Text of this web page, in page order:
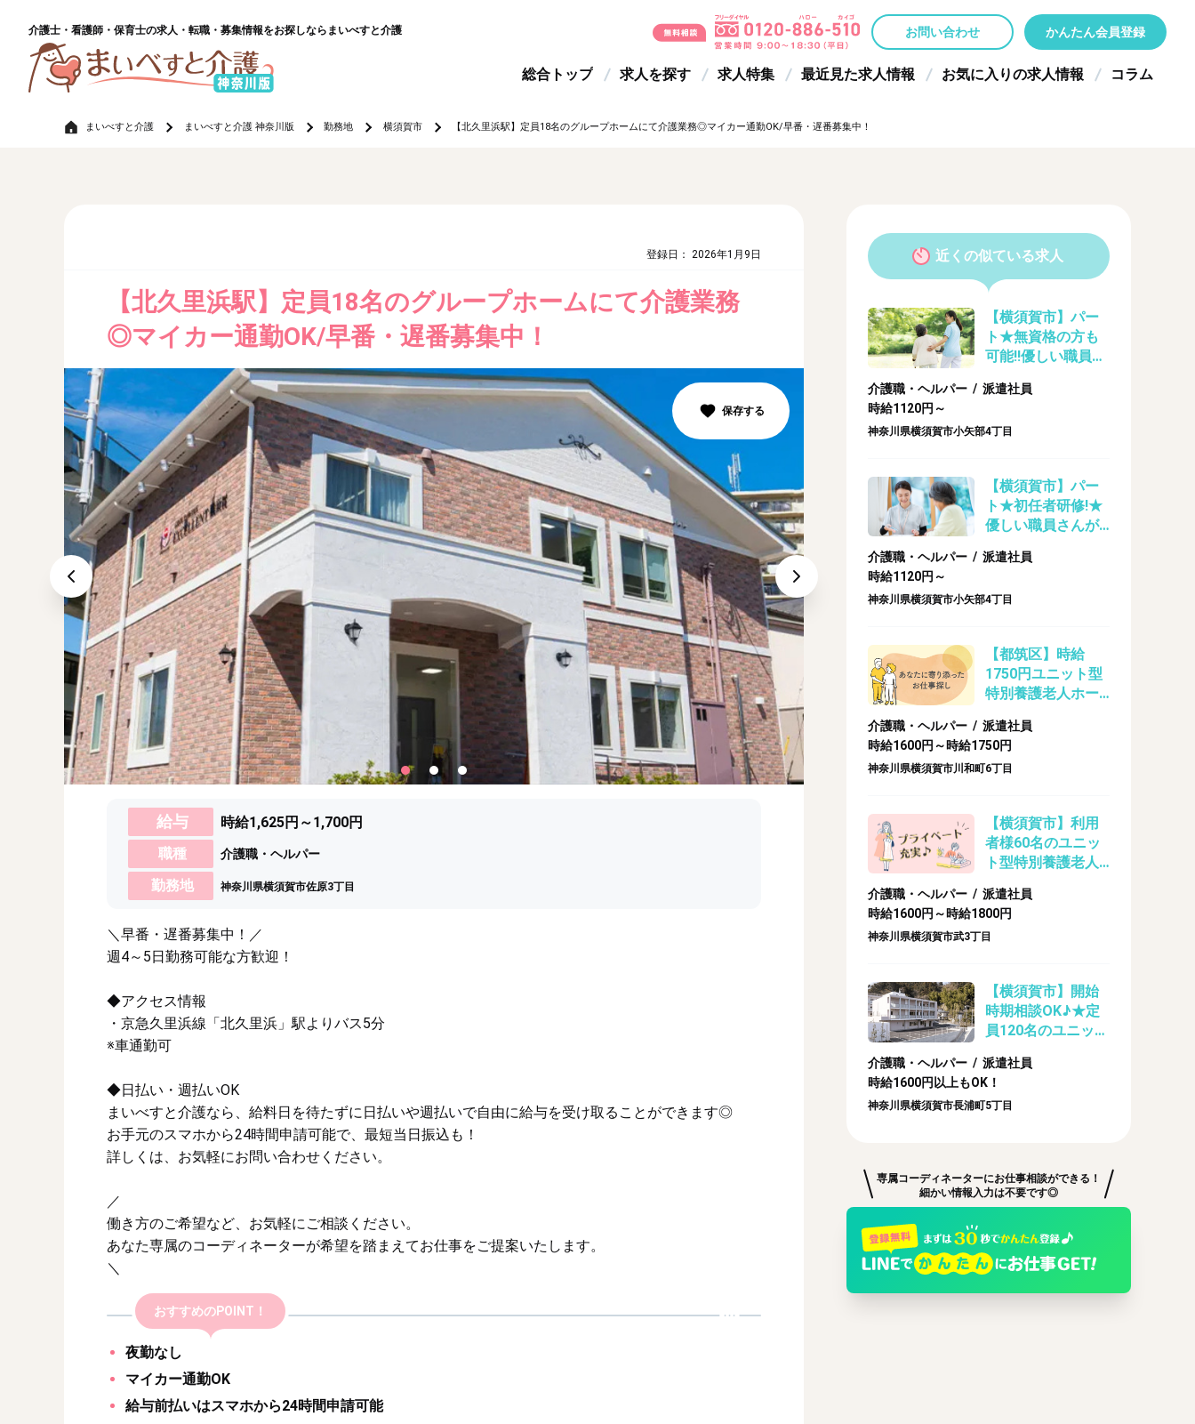
介護士・看護師・保育士の求人・転職・募集情報をお探しならまいべすと介護 お問い合わせ かんたん会員登録
総合トップ 求人を探す 求人特集 最近見た求人情報 お気に入りの求人情報 コラム
まいべすと介護 まいべすと介護 神奈川版 勤務地 横須賀市 【北久里浜駅】定員18名のグループホームにて介護業務◎マイカー通勤OK/早番・遅番募集中！
登録日： 2026年1月9日
【北久里浜駅】定員18名のグループホームにて介護業務
◎マイカー通勤OK/早番・遅番募集中！
給与
時給1,625円～1,700円
職種
介護職・ヘルパー
勤務地 神奈川県横須賀市佐原3丁目
＼早番・遅番募集中！／
週4～5日勤務可能な方歓迎！
◆アクセス情報
・京急久里浜線「北久里浜」駅よりバス5分
※車通勤可
◆日払い・週払いOK
まいべすと介護なら、給料日を待たずに日払いや週払いで自由に給与を受け取ることができます◎
お手元のスマホから24時間申請可能で、最短当日振込も！
詳しくは、お気軽にお問い合わせください。
／
働き方のご希望など、お気軽にご相談ください。
あなた専属のコーディネーターが希望を踏まえてお仕事をご提案いたします。
＼
おすすめのPOINT！
夜勤なし
マイカー通勤OK
給与前払いはスマホから24時間申請可能
近くの似ている求人
【横須賀市】パー
ト★無資格の方も
可能!!優しい職員さ
ので安心★グルー
業務
介護職・ヘルパー / 派遣社員
時給1120円～
神奈川県横須賀市小矢部4丁目
【横須賀市】パー
ト★初任者研修!★
優しい職員さんが
安心★グループホ
介護職・ヘルパー / 派遣社員
時給1120円～
神奈川県横須賀市小矢部4丁目
【都筑区】時給
1750円ユニット型
特別養護老人ホー
フさん★派遣
介護職・ヘルパー / 派遣社員
時給1600円～時給1750円
神奈川県横須賀市川和町6丁目
【横須賀市】利用
者様60名のユニッ
ト型特別養護老人
タッフさん★派遣
介護職・ヘルパー / 派遣社員
時給1600円～時給1800円
神奈川県横須賀市武3丁目
【横須賀市】開始
時期相談OK♪★定
員120名のユニット
ームのケアスタッ
フ（派遣）
介護職・ヘルパー / 派遣社員
時給1600円以上もOK！
神奈川県横須賀市長浦町5丁目
専属コーディネーターにお仕事相談ができる！
細かい情報入力は不要です◎